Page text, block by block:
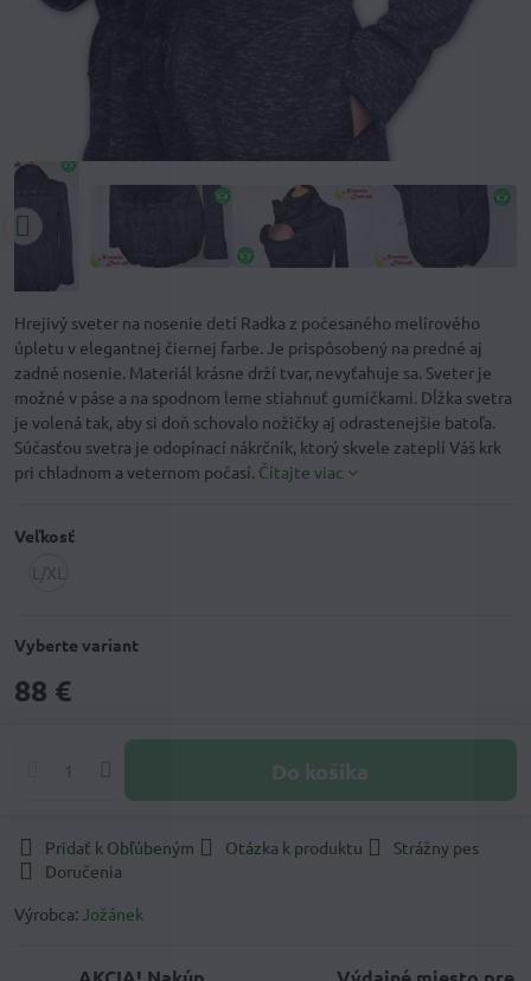
Hrejivý sveter na nosenie detí Radka z počesaného melírového
úpletu v elegantnej čiernej farbe. Je prispôsobený na predné aj
zadné nosenie. Materiál krásne drží tvar, nevyťahuje sa. Sveter je
možné v páse a na spodnom leme stiahnuť gumičkami. Dĺžka svetra
je volená tak, aby si doň schovalo nožičky aj odrastenejšie batoľa.
Súčasťou svetra je odopínací nákrčník, ktorý skvele zateplí Váš krk
pri chladnom a veternom počasí. Čítajte viac
Veľkosť
L/XL
Vyberte variant
88 €
Do košíka
Pridať k Obľúbeným Otázka k produktu
Strážny pes
Doručenia
Výrobca: Jožánek